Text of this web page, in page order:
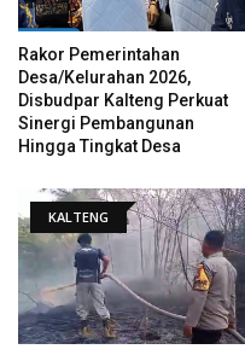
Rakor Pemerintahan
Desa/Kelurahan 2026,
Disbudpar Kalteng Perkuat
Sinergi Pembangunan
Hingga Tingkat Desa
KALTENG